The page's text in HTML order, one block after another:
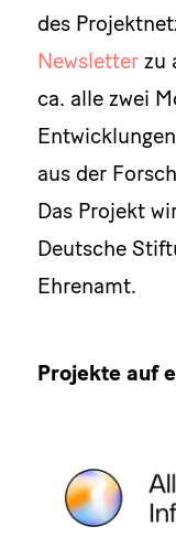
des
Newsletterzu
ca. alle zwei
aus der
Das Projekt
Deutsche
Ehrenamt.
Projekte auf